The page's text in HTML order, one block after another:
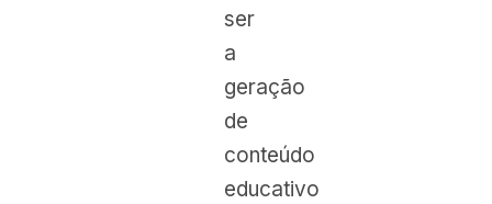
ser
a
geração
de
conteúdo
educativo